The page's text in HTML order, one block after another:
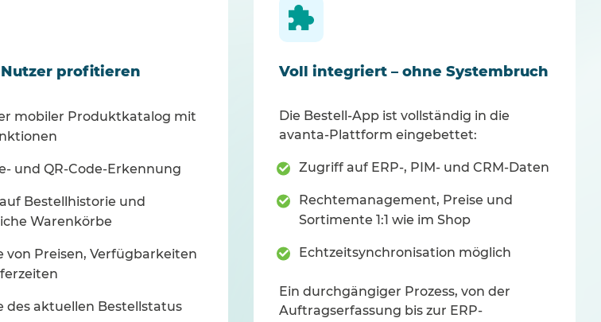
profitieren
mobiler Produktkatalog mit
und QR-Code-Erkennung
Bestellhistorie und
Warenkörbe
von Preisen, Verfügbarkeiten
des aktuellen Bestellstatus
Voll integriert – ohne Systembruch
Die Bestell-App ist vollständig in die
avanta-Plattform eingebettet:
Zugriff auf ERP-, PIM- und CRM-Daten
Rechtemanagement, Preise und
Sortimente 1:1 wie im Shop
Echtzeitsynchronisation möglich
Ein durchgängiger Prozess, von der
Auftragserfassung bis zur ERP-